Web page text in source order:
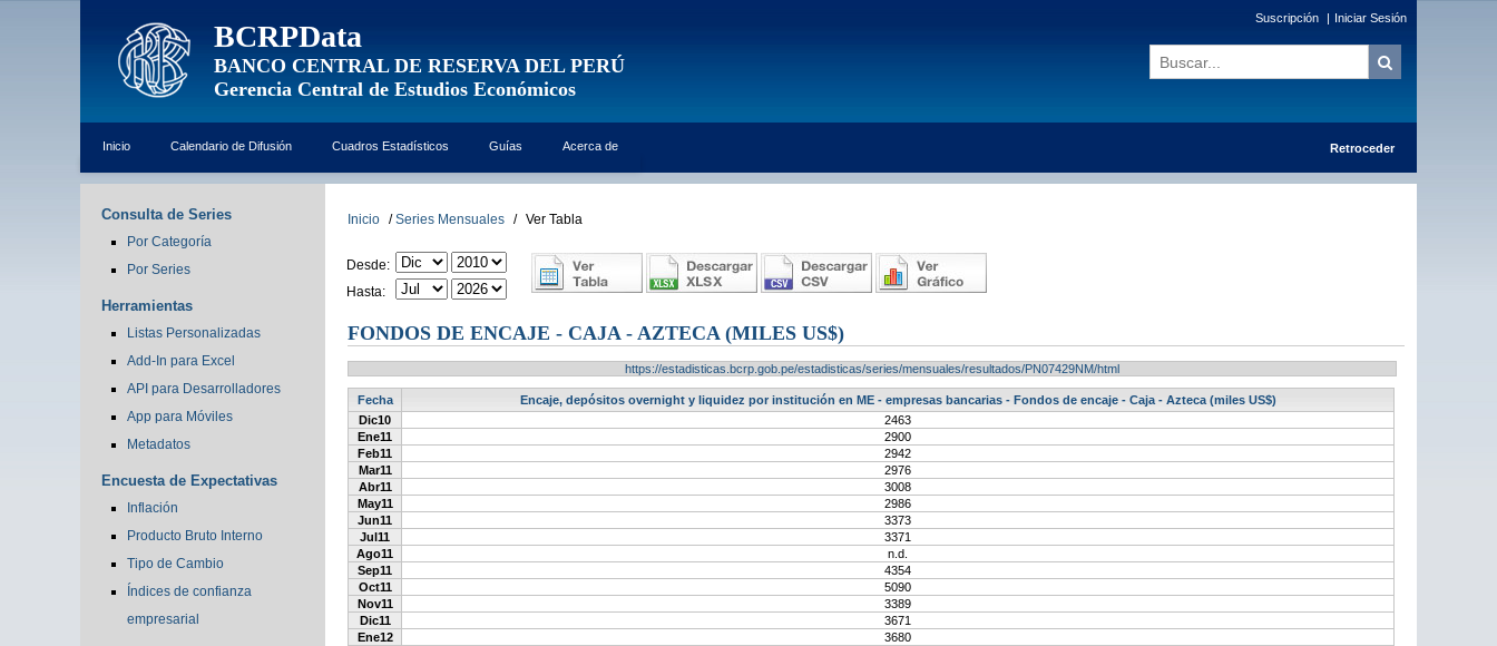
BCRPData
BANCO CENTRAL DE RESERVA DEL PERÚ
Gerencia Central de Estudios Económicos
Suscripción | Iniciar Sesión
Inicio Calendario de Difusión Cuadros Estadísticos Guías Acerca de Retroceder
Consulta de Series
Por Categoría
Por Series
Herramientas
Listas Personalizadas
Add-In para Excel
API para Desarrolladores
App para Móviles
Metadatos
Encuesta de Expectativas
Inflación
Producto Bruto Interno
Tipo de Cambio
Índices de confianza
empresarial
Inicio / Series Mensuales / Ver Tabla
Desde:
Hasta:
FONDOS DE ENCAJE - CAJA - AZTECA (MILES US$)
https://estadisticas.bcrp.gob.pe/estadisticas/series/mensuales/resultados/PN07429NM/html
Fecha
Encaje, depósitos overnight y liquidez por institución en ME - empresas bancarias - Fondos de encaje - Caja - Azteca (miles US$)
Dic10
2463
Ene11
2900
Feb11
2942
Mar11
2976
Abr11
3008
May11
2986
Jun11
3373
Jul11
3371
Ago11
n.d.
Sep11
4354
Oct11
5090
Nov11
3389
Dic11
3671
Ene12
3680